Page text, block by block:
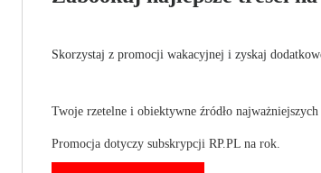
Skorzystaj z promocji wakacyjnej i zyskaj
Twoje rzetelne i obiektywne źródło
Promocja dotyczy subskrypcji RP.PL na rok.